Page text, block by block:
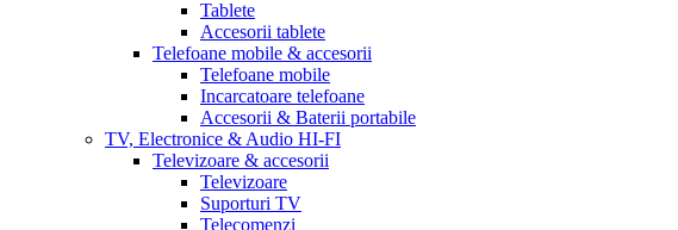
Tablete
Accesorii tablete
Telefoane mobile & accesorii
Telefoane mobile
Incarcatoare telefoane
Accesorii & Baterii portabile
TV, Electronice & Audio HI-FI
Televizoare & accesorii
Televizoare
Suporturi TV
Telecomenzi